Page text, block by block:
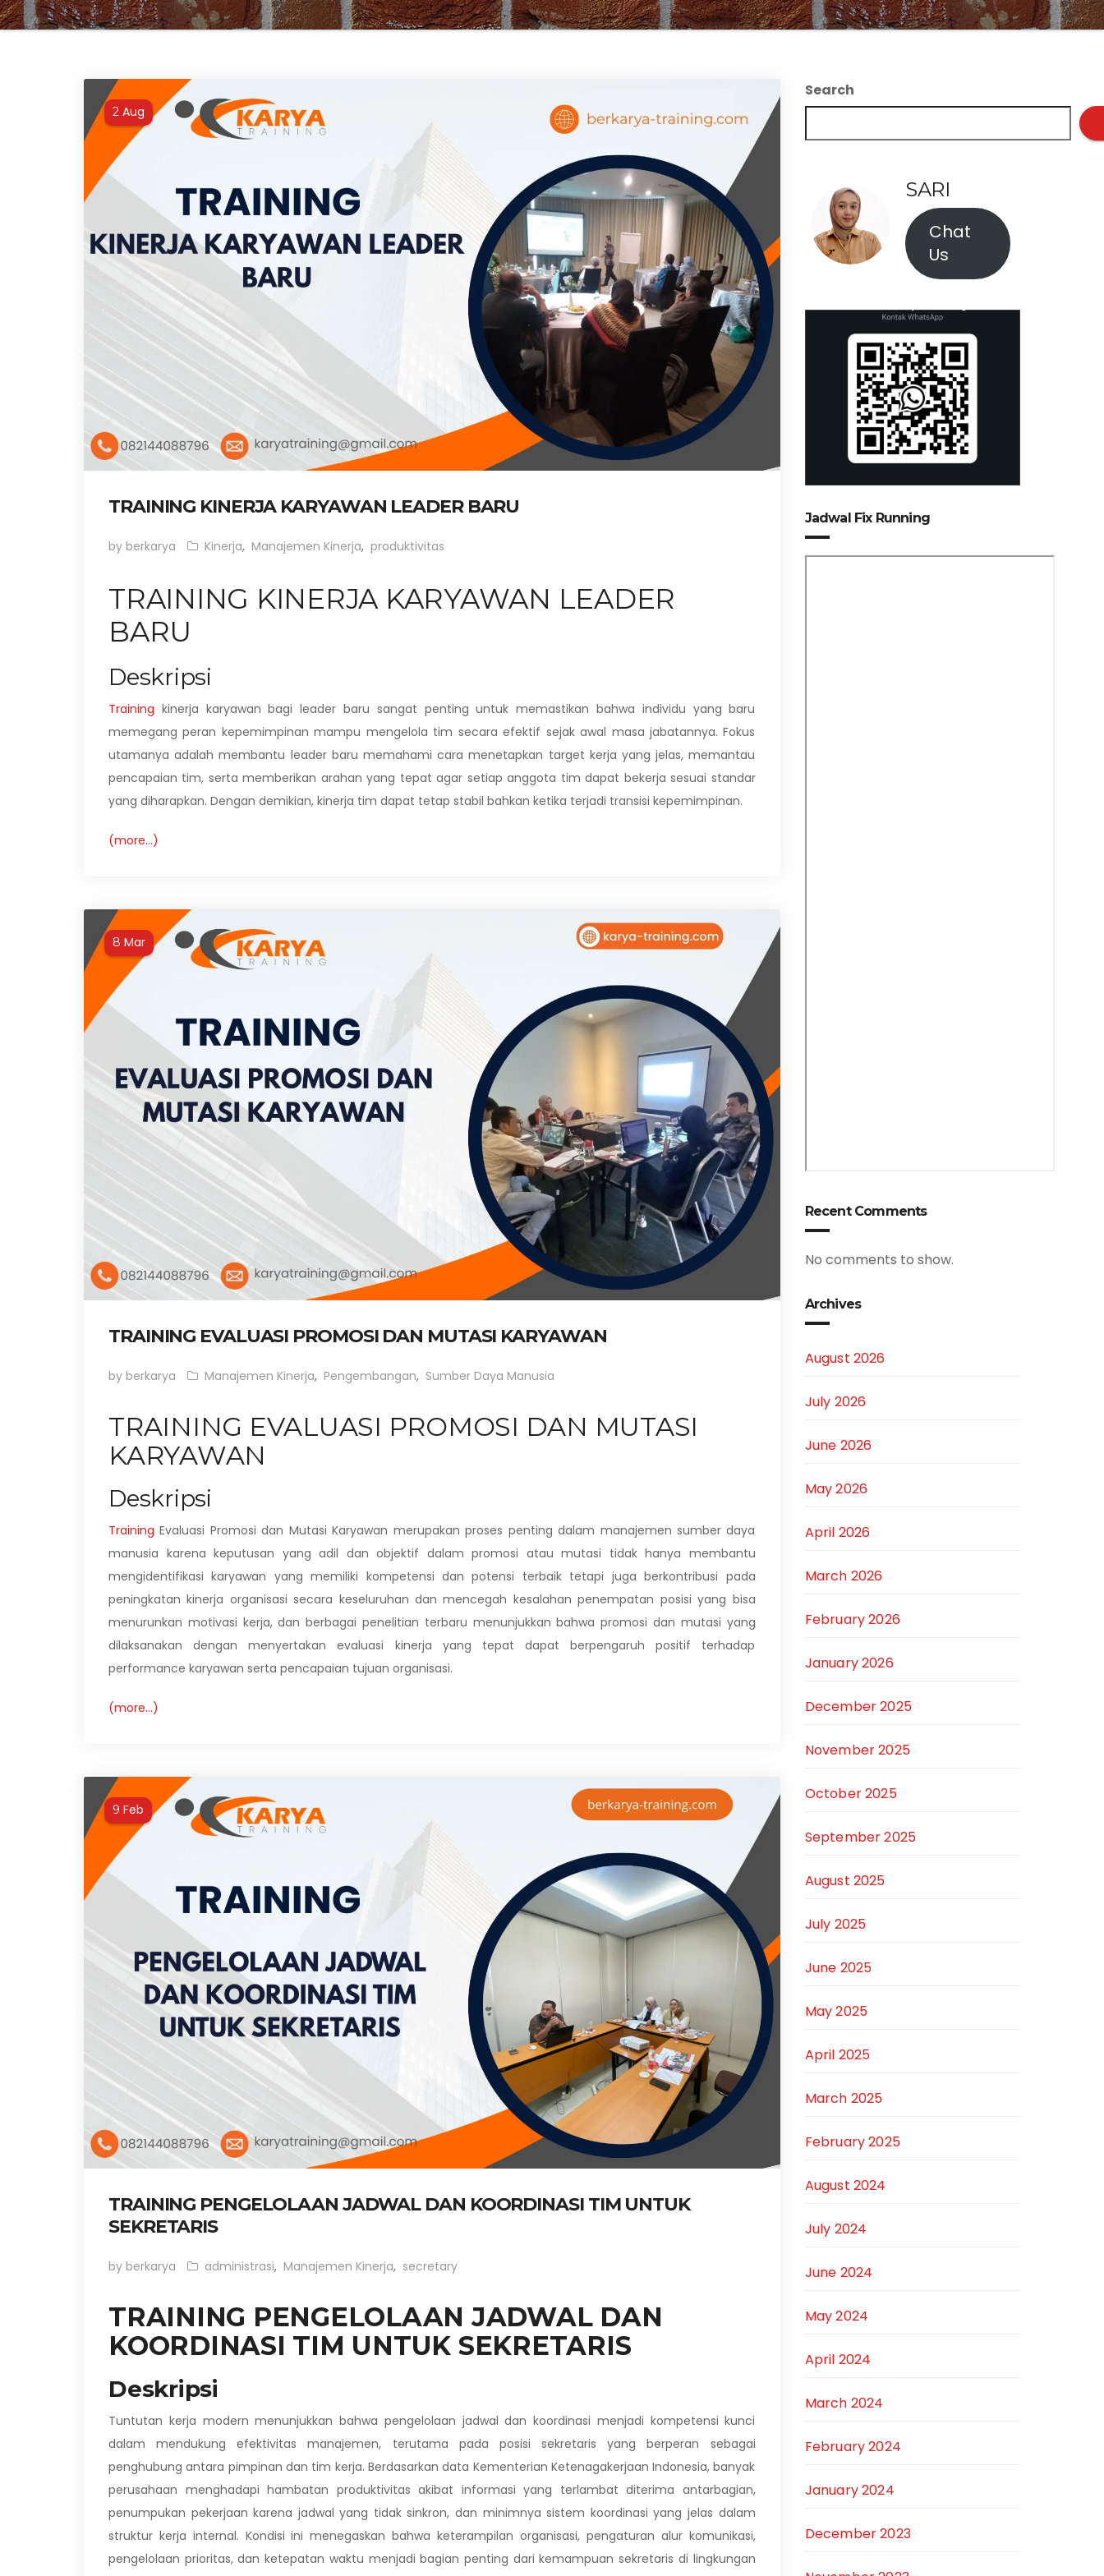
2 Aug
TRAINING KINERJA KARYAWAN LEADER BARU
by berkarya Kinerja, Manajemen Kinerja, produktivitas
TRAINING KINERJA KARYAWAN LEADER
BARU
Deskripsi
Training kinerja karyawan bagi leader baru sangat penting untuk memastikan bahwa individu yang baru
memegang peran kepemimpinan mampu mengelola tim secara efektif sejak awal masa jabatannya. Fokus
utamanya adalah membantu leader baru memahami cara menetapkan target kerja yang jelas, memantau
pencapaian tim, serta memberikan arahan yang tepat agar setiap anggota tim dapat bekerja sesuai standar
yang diharapkan. Dengan demikian, kinerja tim dapat tetap stabil bahkan ketika terjadi transisi kepemimpinan.
(more…)
8 Mar
TRAINING EVALUASI PROMOSI DAN MUTASI KARYAWAN
by berkarya Manajemen Kinerja, Pengembangan, Sumber Daya Manusia
TRAINING EVALUASI PROMOSI DAN MUTASI
KARYAWAN
Deskripsi
Training Evaluasi Promosi dan Mutasi Karyawan merupakan proses penting dalam manajemen sumber daya
manusia karena keputusan yang adil dan objektif dalam promosi atau mutasi tidak hanya membantu
mengidentifikasi karyawan yang memiliki kompetensi dan potensi terbaik tetapi juga berkontribusi pada
peningkatan kinerja organisasi secara keseluruhan dan mencegah kesalahan penempatan posisi yang bisa
menurunkan motivasi kerja, dan berbagai penelitian terbaru menunjukkan bahwa promosi dan mutasi yang
dilaksanakan dengan menyertakan evaluasi kinerja yang tepat dapat berpengaruh positif terhadap
performance karyawan serta pencapaian tujuan organisasi.
(more…)
9 Feb
TRAINING PENGELOLAAN JADWAL DAN KOORDINASI TIM UNTUK
SEKRETARIS
by berkarya administrasi, Manajemen Kinerja, secretary
TRAINING PENGELOLAAN JADWAL DAN
KOORDINASI TIM UNTUK SEKRETARIS
Deskripsi
Tuntutan kerja modern menunjukkan bahwa pengelolaan jadwal dan koordinasi menjadi kompetensi kunci
dalam mendukung efektivitas manajemen, terutama pada posisi sekretaris yang berperan sebagai
penghubung antara pimpinan dan tim kerja. Berdasarkan data Kementerian Ketenagakerjaan Indonesia, banyak
perusahaan menghadapi hambatan produktivitas akibat informasi yang terlambat diterima antarbagian,
penumpukan pekerjaan karena jadwal yang tidak sinkron, dan minimnya sistem koordinasi yang jelas dalam
struktur kerja internal. Kondisi ini menegaskan bahwa keterampilan organisasi, pengaturan alur komunikasi,
pengelolaan prioritas, dan ketepatan waktu menjadi bagian penting dari kemampuan sekretaris di lingkungan
Search
SARI
Chat
Us
Jadwal Fix Running
Recent Comments
No comments to show.
Archives
August 2026
July 2026
June 2026
May 2026
April 2026
March 2026
February 2026
January 2026
December 2025
November 2025
October 2025
September 2025
August 2025
July 2025
June 2025
May 2025
April 2025
March 2025
February 2025
August 2024
July 2024
June 2024
May 2024
April 2024
March 2024
February 2024
January 2024
December 2023